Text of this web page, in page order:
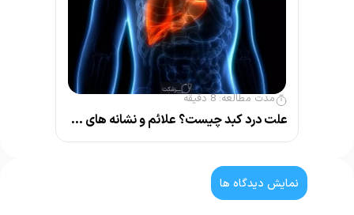
مدت مطالعه:8 دقیقه
علت درد کبد چیست؟ علائم و نشانه های مهم بیماری کبد
نمایش دیدگاه ها